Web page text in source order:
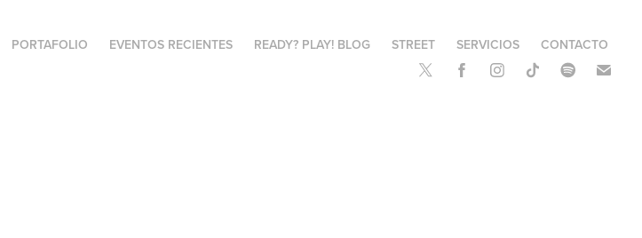
PORTAFOLIO EVENTOS RECIENTES READY? PLAY! BLOG STREET SERVICIOS CONTACTO